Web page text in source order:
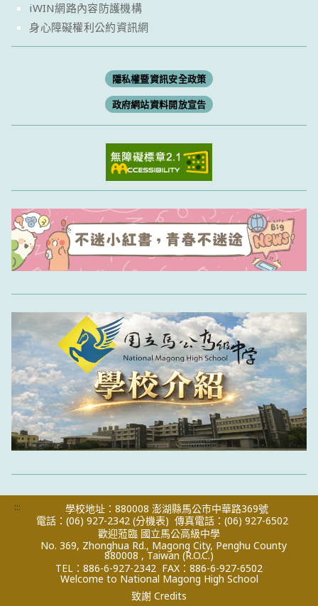
iWIN網路內容防護機構
身心障礙權利公約資訊網
隱私權暨資訊安全政策
政府網站資料開放宣告
:::
學校地址：880008 澎湖縣馬公市中華路369號
電話：(06) 927-2342 (分機表) 傳真電話：(06) 927-6502
歡迎蒞臨 國立馬公高級中學
No. 369, Zhonghua Rd., Magong City, Penghu County
880008 , Taiwan (R.O.C.)
TEL：886-6-927-2342 FAX：886-6-927-6502
Welcome to National Magong High School
致謝 Credits